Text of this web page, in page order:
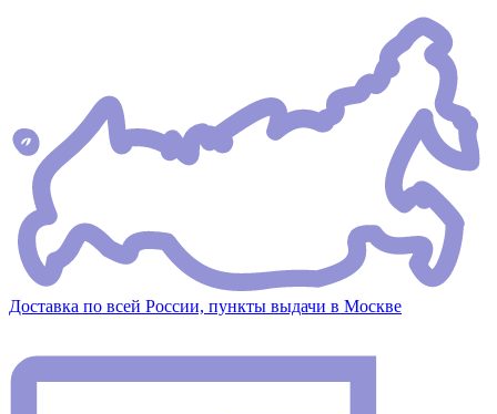
Доставка по всей России, пункты выдачи в Москве